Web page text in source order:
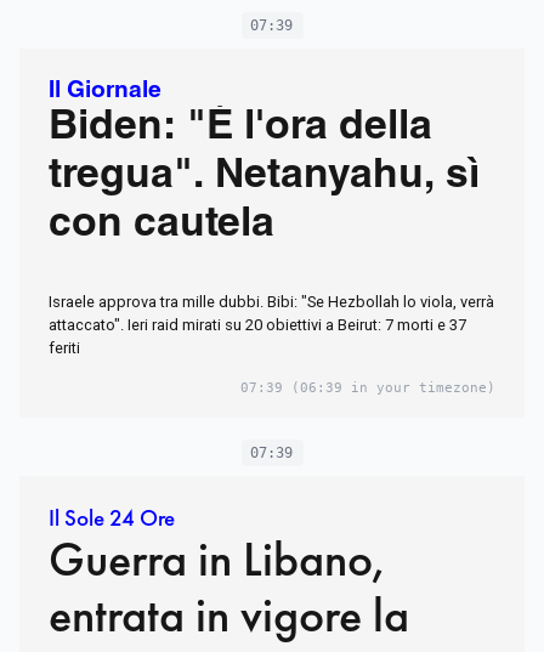
07:39
Il Giornale
Biden: "È l'ora della
tregua". Netanyahu, sì
con cautela
Israele approva tra mille dubbi. Bibi: "Se Hezbollah lo viola, verrà
attaccato". Ieri raid mirati su 20 obiettivi a Beirut: 7 morti e 37
feriti
07:39 (06:39 in your timezone)
07:39
Il Sole 24 Ore
Guerra in Libano,
entrata in vigore la